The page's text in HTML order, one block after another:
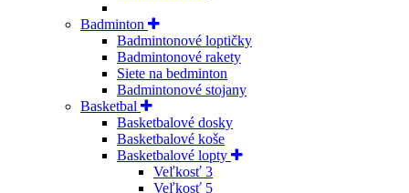
Badminton
Badmintonové loptičky
Badmintonové rakety
Siete na bedminton
Badmintonové stojany
Basketbal
Basketbalové dosky
Basketbalové koše
Basketbalové lopty
Veľkosť 3
Veľkosť 5